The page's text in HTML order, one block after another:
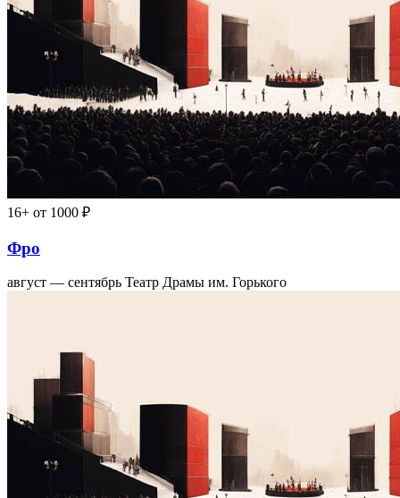
16+ от 1000 ₽
Фро
август — сентябрь Театр Драмы им. Горького